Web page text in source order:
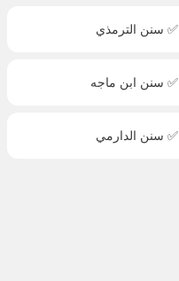
✅ سنن الترمذي
✅ سنن ابن ماجه
✅ سنن الدارمي